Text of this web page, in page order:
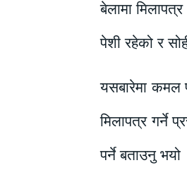
बेलामा
पेशी रहेको र
यसबारेमा कमल
मिलापत्र गर्ने
पर्ने बताउनु भयो